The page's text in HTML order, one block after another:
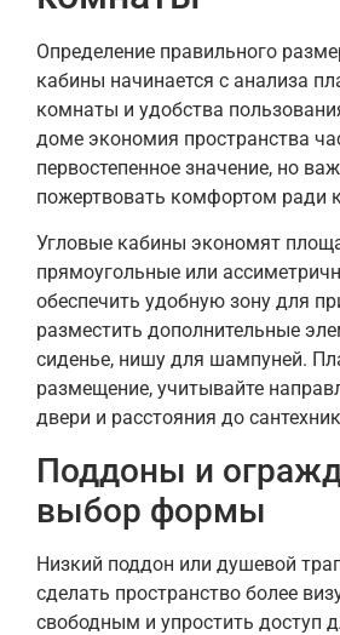
Определение правильного
кабины начинается с анализа
комнаты и удобства
доме экономия пространства
первостепенное значение, но
пожертвовать комфортом ради
Угловые кабины экономят
прямоугольные или
обеспечить удобную зону для
разместить дополнительные
сиденье, нишу для шампуней.
размещение, учитывайте
двери и расстояния до
Поддоны и
выбор формы
Низкий поддон или душевой
сделать пространство более
свободным и упростить доступ